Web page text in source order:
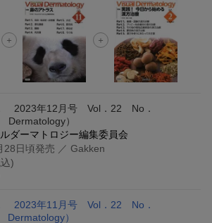
キャンペーンの拡散で300円OFFクーポン
定・宝塚歌劇 宙組貸切公演ペアチケット
2023年12月号 Vol．22 No．
Dermatology）
ダーマトロジー編集委員会
28日頃発売 ／ Gakken
)
2023年11月号 Vol．22 No．
Dermatology）